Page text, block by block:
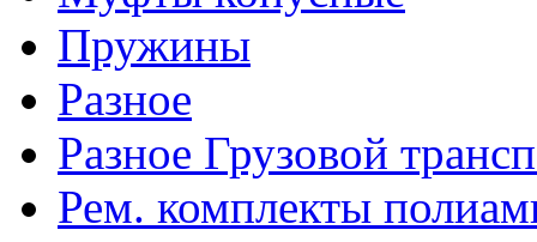
Пружины
Разное
Разное Грузовой
Рем. комплекты